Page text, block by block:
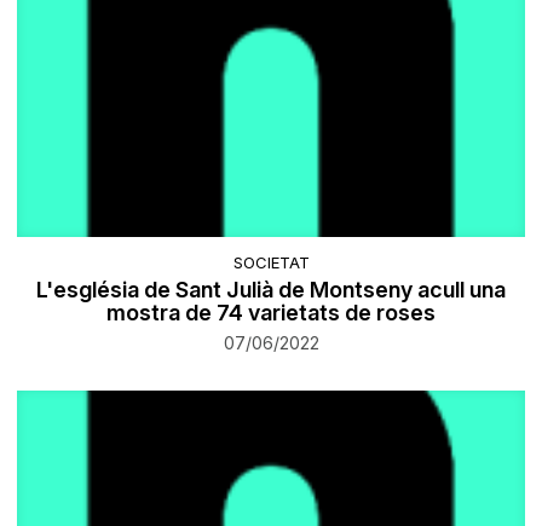
SOCIETAT
L'església de Sant Julià de Montseny acull una
mostra de 74 varietats de roses
07/06/2022